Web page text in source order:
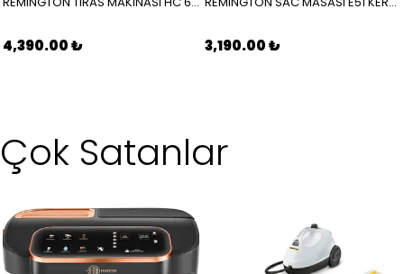
4,390.00 ₺ 3,190.00 ₺
Çok Satanlar